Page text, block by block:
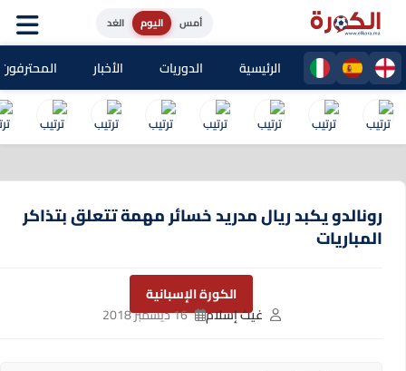
اليوم الغد
الرئيسية الدوريات الأخبار المحترفون
رونالدو يكبد ريال مدريد خسائر مهمة تتعلق بتذاكر
المباريات
الكورة الإسبانية
غيث إسلام
16 ديسمبر 2018